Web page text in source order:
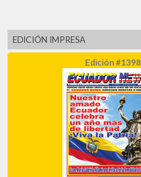
EDICIÓN IMPRESA
Edición #1398